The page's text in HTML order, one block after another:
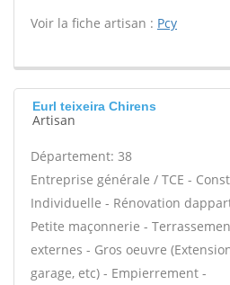
Voir la fiche artisan : Pcy
Eurl teixeira Chirens
Artisan
Département: 38
Entreprise générale / TCE -
Individuelle - Rénovation
Petite maçonnerie -
externes - Gros oeuvre
garage, etc) - Empierrement -